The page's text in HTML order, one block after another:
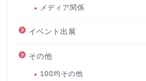
メディア関係
イベント出展
その他
100均その他